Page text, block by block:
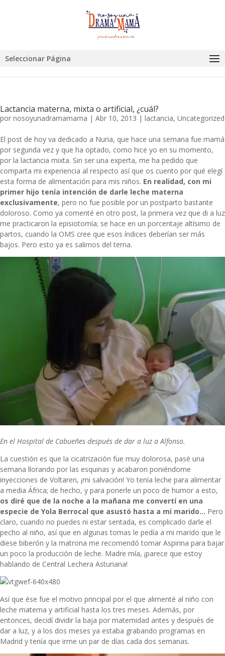
Seleccionar Página
Lactancia materna, mixta o artificial, ¿cuál?
por nosoyunadramamama | Abr 10, 2013 | lactancia, Uncategorized
El post de hoy va dedicado a Nuria, que hace una semana fue mamá
por segunda vez y que ha optado, como hice yo en su momento,
por la lactancia mixta. Sin ser una experta, me ha pedido que
comparta mi experiencia al respecto así que os cuento por qué elegí
esta forma de alimentación para mis niños. En realidad, con mi
primer hijo tenía intención de darle leche materna
exclusivamente, pero no fue posible por un postparto bastante
doloroso. Como ya comenté en otro post, la primera vez que di a luz
me practicaron la episiotomía; se hace en un porcentaje altísimo de
partos, cuando la OMS cree que esos índices deberían ser más
bajos. Pero esto ya es salirnos del tema.
En el Hospital de Cabueñes después de dar a luz a Alfonso.
La cuestión es que la cicatrización fue muy dolorosa, pasé una
semana llorando por las esquinas y acabaron poniéndome
inyecciones de Voltaren, ¡mi salvación! Yo tenía leche para alimentar
a media África; de hecho, y para ponerle un poco de humor a esto,
os diré que de la noche a la mañana me convertí en una
especie de Yola Berrocal que asustó hasta a mi marido… Pero
claro, cuando no puedes ni estar sentada, es complicado darle el
pecho al niño, así que en algunas tomas le pedía a mi marido que le
diese biberón y la matrona me recomendó tomar Aspirina para bajar
un poco la producción de leche. Madre mía, ¡parece que estoy
hablando de Central Lechera Asturiana!
Así que ése fue el motivo principal por el que alimenté al niño con
leche materna y artificial hasta los tres meses. Además, por
entonces, decidí dividir la baja por maternidad antes y después de
dar a luz, y a los dos meses ya estaba grabando programas en
Madrid y tenía que irme un par de días cada dos semanas.